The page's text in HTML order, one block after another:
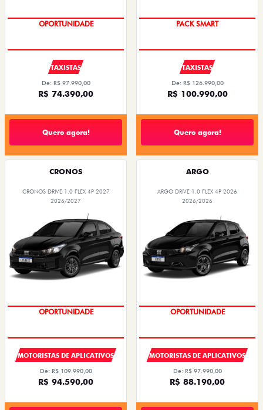
OPORTUNIDADE
TAXISTAS
De: R$ 97.990,00
R$ 74.390,00
Quero agora!
PACK SMART
TAXISTAS
De: R$ 126.990,00
R$ 100.990,00
Quero agora!
CRONOS
CRONOS DRIVE 1.0 FLEX 4P 2027
2026/2027
OPORTUNIDADE
MOTORISTAS DE APLICATIVOS
De: R$ 109.990,00
R$ 94.590,00
ARGO
ARGO DRIVE 1.0 FLEX 4P 2026
2026/2026
OPORTUNIDADE
MOTORISTAS DE APLICATIVOS
De: R$ 97.990,00
R$ 88.190,00